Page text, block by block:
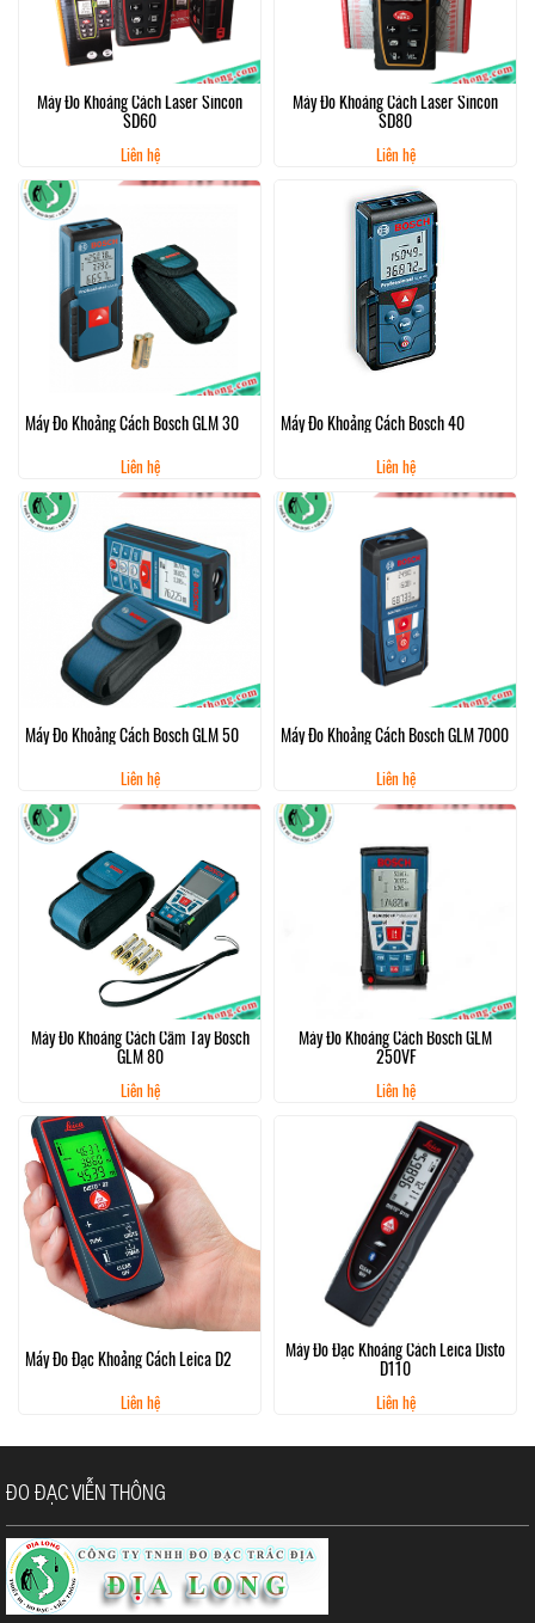
Máy Đo Khoảng Cách Laser Sincon
SD60
Liên hệ
Máy Đo Khoảng Cách Laser Sincon
SD80
Liên hệ
Máy Đo Khoảng Cách Bosch GLM 30
Liên hệ
Máy Đo Khoảng Cách Bosch 40
Liên hệ
Máy Đo Khoảng Cách Bosch GLM 50
Liên hệ
Máy Đo Khoảng Cách Bosch GLM 7000
Liên hệ
Máy Đo Khoảng Cách Cầm Tay Bosch
GLM 80
Liên hệ
Máy Đo Khoảng Cách Bosch GLM
250VF
Liên hệ
Máy Đo Đạc Khoảng Cách Leica D2
Liên hệ
Máy Đo Đạc Khoảng Cách Leica Disto
D110
Liên hệ
ĐO ĐẠC VIỄN THÔNG